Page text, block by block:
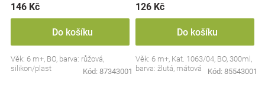
146 Kč
Do košíku
Věk: 6 m+, BO, barva: růžová,
silikon/plast
Kód: 87343001
126 Kč
Do košíku
Věk: 6 m+, Kat. 1063/04, BO, 300ml,
barva: žlutá, mátová
Kód: 85543001